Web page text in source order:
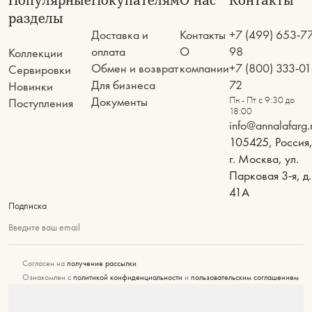
разделы
Коллекции
Сервировки
Новинки
Поступления
Доставка и
оплата
Обмен и возврат
Для бизнеса
Документы
Контакты
О
компании
+7 (499) 653-
98
+7 (800) 333-
72
Пн - Пт с 9:30 до
18:00
105425, Россия,
г. Москва, ул.
Парковая 3-я, д.
41А
Подписка
Введите ваш email
Согласен на получение рассылки
Ознакомлен с политикой конфиденциальности и пользовательским соглашением